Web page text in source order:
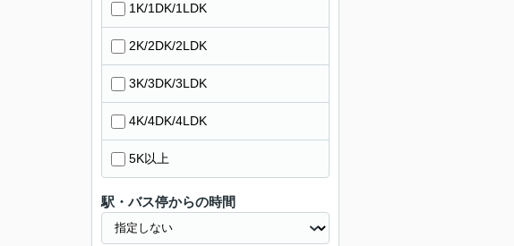
1K/1DK/1LDK
2K/2DK/2LDK
3K/3DK/3LDK
4K/4DK/4LDK
5K以上
駅・バス停からの時間